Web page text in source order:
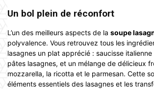
Un bol plein de réconfort
L’un des meilleurs aspects de la soupe
polyvalence. Vous retrouvez tous les
lasagnes un plat apprécié : saucisse
pâtes lasagnes, et un mélange de délicieux
mozzarella, la ricotta et le parmesan. Cette
éléments essentiels des lasagnes et les